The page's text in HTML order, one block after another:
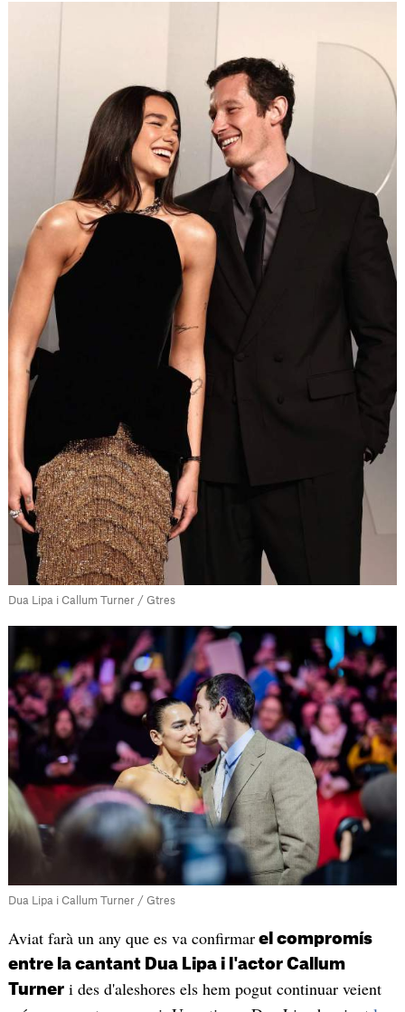
Dua Lipa i Callum Turner / Gtres
Dua Lipa i Callum Turner / Gtres
Aviat farà un any que es va confirmarel compromís
entre la cantant Dua Lipa i l'actor Callum
Turneri des d'aleshores els hem pogut continuar veient